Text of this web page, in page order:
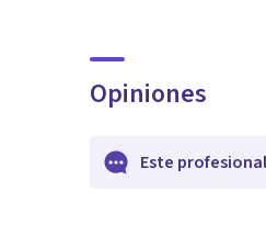
Opiniones
Este